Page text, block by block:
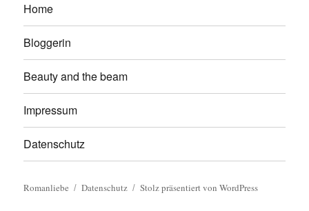
Home
Bloggerin
Beauty and the beam
Impressum
Datenschutz
Romanliebe Datenschutz Stolz präsentiert von WordPress